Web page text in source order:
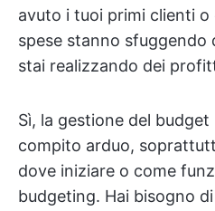
avuto i tuoi primi clienti
spese stanno sfuggendo
stai realizzando dei
Sì, la gestione del
compito arduo,
dove iniziare o come
budgeting. Hai bisogno